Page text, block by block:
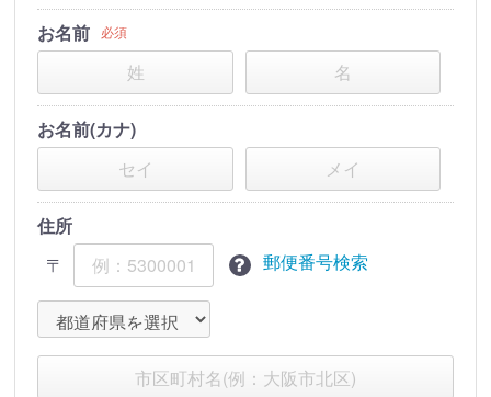
お名前
必須
お名前(カナ)
住所
〒
郵便番号検索